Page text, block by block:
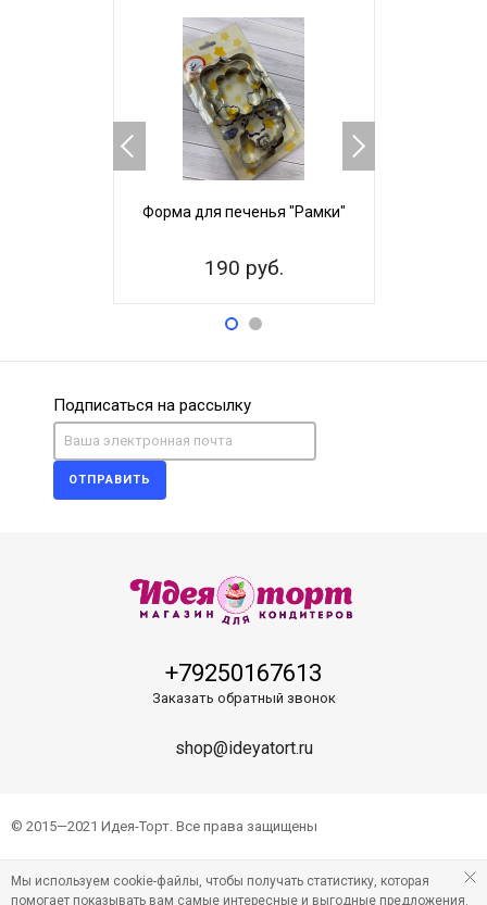
Форма для печенья "Рамки"
190 руб.
Подписаться на рассылку
ОТПРАВИТЬ
+79250167613
Заказать обратный звонок
shop@ideyatort.ru
© 2015—2021 Идея-Торт. Все права защищены
Мы используем cookie-файлы, чтобы получать статистику, которая
помогает показывать вам самые интересные и выгодные предложения.